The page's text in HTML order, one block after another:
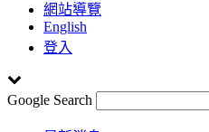
網站導覽
English
登入
Google Search